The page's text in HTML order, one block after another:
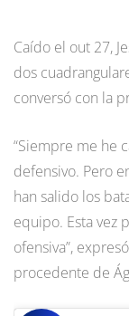
Caído el out 27,
dos
conversó con la
“Siempre me he
defensivo. Pero
han salido los
equipo. Esta vez
ofensiva”,
procedente de